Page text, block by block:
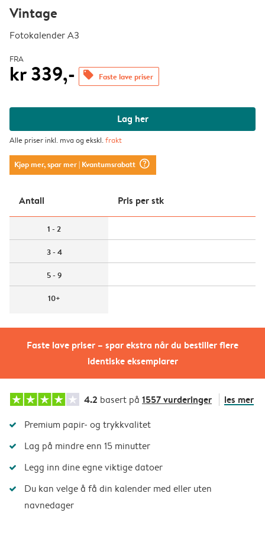
Faste lave priser – spar ekstra når du bestiller flere
identiske eksemplarer
Vintage
Fotokalender A3
FRA
kr 339,- offers Faste lave priser
Lag her
Alle priser inkl. mva og ekskl.frakt
Kjøp mer, spar mer| Kvantumsrabatt question_mark_circle
Antall Pris per stk
1 - 2
3 - 4
5 - 9
10+
4.2 basert på 1557 vurderinger les mer
Premium papir- og trykkvalitet
Lag på mindre enn 15 minutter
Legg inn dine egne viktige datoer
Du kan velge å få din kalender med eller uten
navnedager